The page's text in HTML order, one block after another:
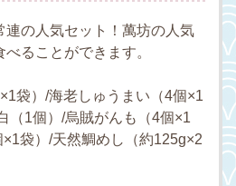
連の人気セット！萬坊の人気
ることができます。
袋）/海老しゅうまい（4個×1
（1個）/烏賊がんも（4個×1
袋）/天然鯛めし（約125g×2